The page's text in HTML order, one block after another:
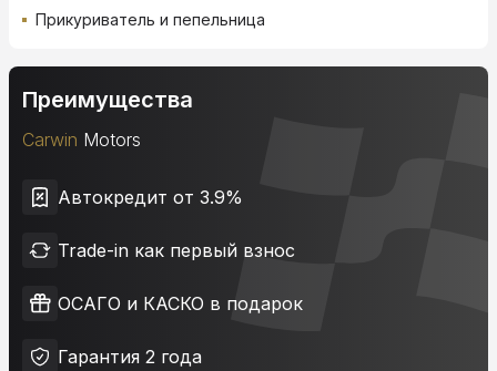
Прикуриватель и пепельница
Преимущества
Carwin Motors
Автокредит от 3.9%
Trade-in как первый взнос
ОСАГО и КАСКО в подарок
Гарантия 2 года